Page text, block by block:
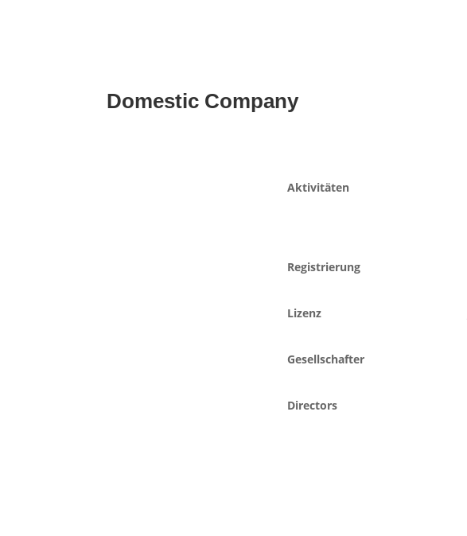
Domestic Company
Aktivitäten
Registrierung
Lizenz
Gesellschafter
Directors